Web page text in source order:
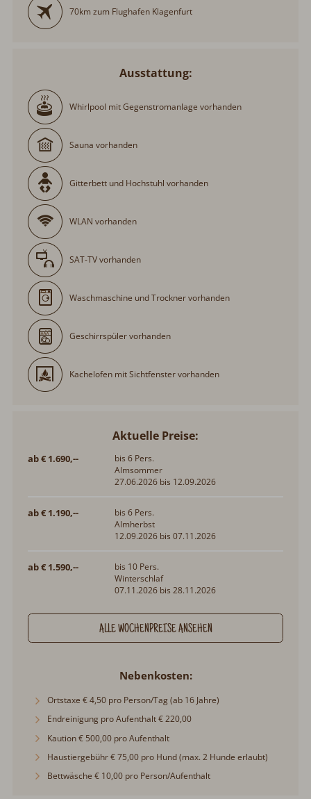
70km zum Flughafen Klagenfurt
Ausstattung:
Whirlpool mit Gegenstromanlage vorhanden
Sauna vorhanden
Gitterbett und Hochstuhl vorhanden
WLAN vorhanden
SAT-TV vorhanden
Waschmaschine und Trockner vorhanden
Geschirrspüler vorhanden
Kachelofen mit Sichtfenster vorhanden
Aktuelle Preise:
ab € 1.690,--
bis 6 Pers.
Almsommer
27.06.2026 bis 12.09.2026
ab € 1.190,--
bis 6 Pers.
Almherbst
12.09.2026 bis 07.11.2026
ab € 1.590,--
bis 10 Pers.
Winterschlaf
07.11.2026 bis 28.11.2026
ALLE WOCHENPREISE ANSEHEN
Nebenkosten
Ortstaxe € 4,50 pro Person/Tag (ab 16 Jahre)
Endreinigung pro Aufenthalt € 220,00
Kaution € 500,00 pro Aufenthalt
Haustiergebühr € 75,00 pro Hund (max. 2 Hunde erlaubt)
Bettwäsche € 10,00 pro Person/Aufenthalt